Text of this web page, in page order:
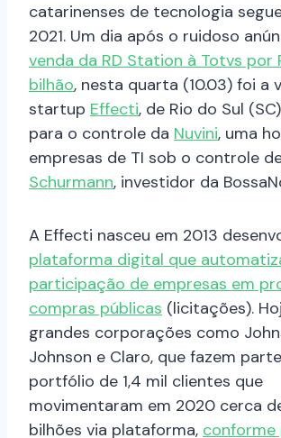
catarinenses de tecnologia
2021. Um dia após o ruidoso
venda da RD Station à Totvs por
bilhão, nesta quarta (10.03) foi a
startup Effecti, de Rio do Sul
para o controle da Nuvini, uma
empresas de TI sob o controle
Schurmann, investidor da
A Effecti nasceu em 2013
plataforma digital que
participação de empresas em
compras públicas (licitações).
grandes corporações como
Johnson e Claro, que fazem
portfólio de 1,4 mil clientes que
movimentaram em 2020 cerca de
bilhões via plataforma, conforme